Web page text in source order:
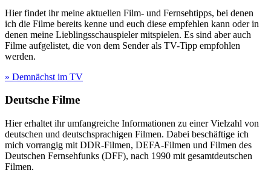
Hier findet ihr meine aktuellen Film- und Fernsehtipps, bei denen
ich die Filme bereits kenne und euch diese empfehlen kann oder in
denen meine Lieblingsschauspieler mitspielen. Es sind aber auch
Filme aufgelistet, die von dem Sender als TV-Tipp empfohlen
werden.
» Demnächst im TV
Deutsche Filme
Hier erhaltet ihr umfangreiche Informationen zu einer Vielzahl von
deutschen und deutschsprachigen Filmen. Dabei beschäftige ich
mich vorrangig mit DDR-Filmen, DEFA-Filmen und Filmen des
Deutschen Fernsehfunks (DFF), nach 1990 mit gesamtdeutschen
Filmen.